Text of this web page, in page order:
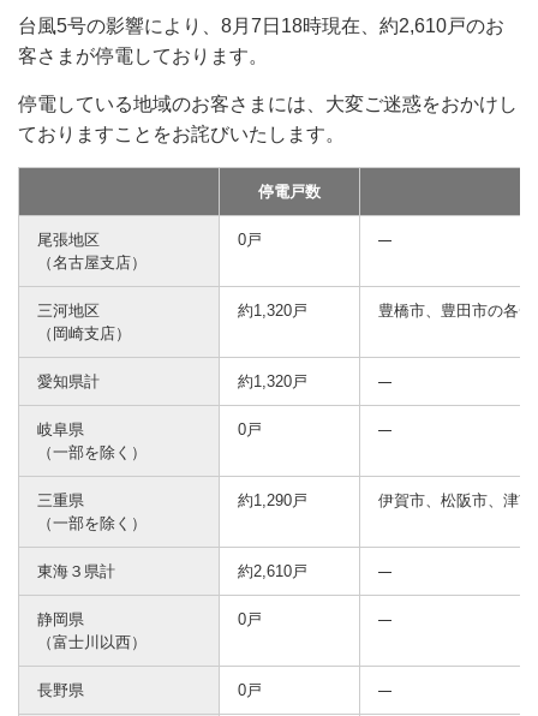
台風5号の影響により、8月7日18時現在、約2,610戸のお
客さまが停電しております。
停電している地域のお客さまには、大変ご迷惑をおかけし
ておりますことをお詫びいたします。
停電戸数
尾張地区
（名古屋支店）
0戸
三河地区
（岡崎支店）
約1,320戸 豊橋市、豊田市の各一
愛知県計 約1,320戸
岐阜県
（一部を除く）
0戸
三重県
（一部を除く）
約1,290戸 伊賀市、松阪市、津
東海３県計 約2,610戸
静岡県
（富士川以西）
0戸
長野県 0戸